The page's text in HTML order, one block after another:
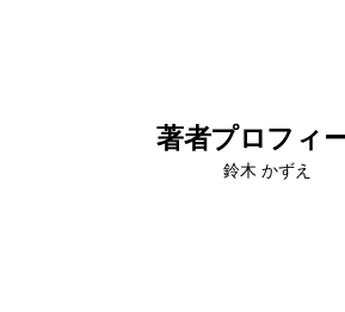
著者プロフィ
鈴木 かずえ